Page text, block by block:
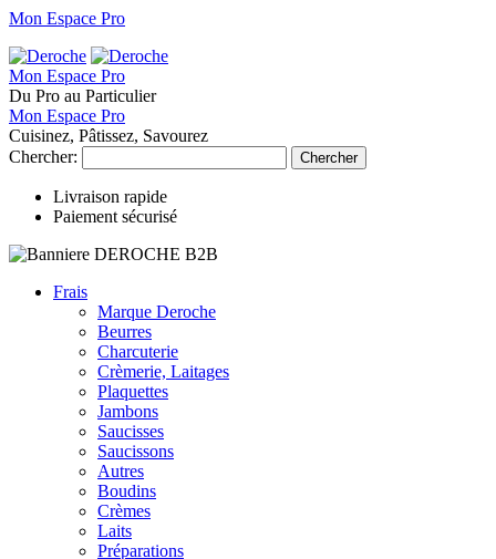
Mon Espace Pro
Mon Espace Pro
Du Pro au Particulier
Mon Espace Pro
Cuisinez, Pâtissez, Savourez
Chercher:
Chercher
Livraison rapide
Paiement sécurisé
Frais
Marque Deroche
Beurres
Charcuterie
Crèmerie, Laitages
Plaquettes
Jambons
Saucisses
Saucissons
Autres
Boudins
Crèmes
Laits
Préparations